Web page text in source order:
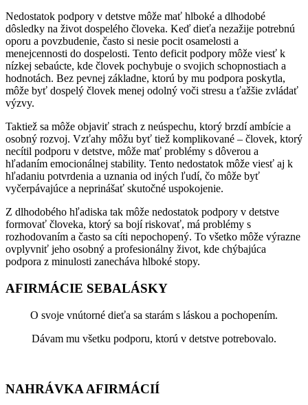
Nedostatok podpory v detstve môže mať hlboké a dlhodobé
dôsledky na život dospelého človeka. Keď dieťa nezažije potrebnú
oporu a povzbudenie, často si nesie pocit osamelosti a
menejcennosti do dospelosti. Tento deficit podpory môže viesť k
nízkej sebaúcte, kde človek pochybuje o svojich schopnostiach a
hodnotách. Bez pevnej základne, ktorú by mu podpora poskytla,
môže byť dospelý človek menej odolný voči stresu a ťažšie zvládať
výzvy.
Taktiež sa môže objaviť strach z neúspechu, ktorý brzdí ambície a
osobný rozvoj. Vzťahy môžu byť tiež komplikované – človek, ktorý
necítil podporu v detstve, môže mať problémy s dôverou a
hľadaním emocionálnej stability. Tento nedostatok môže viesť aj k
hľadaniu potvrdenia a uznania od iných ľudí, čo môže byť
vyčerpávajúce a neprinášať skutočné uspokojenie.
Z dlhodobého hľadiska tak môže nedostatok podpory v detstve
formovať človeka, ktorý sa bojí riskovať, má problémy s
rozhodovaním a často sa cíti nepochopený. To všetko môže výrazne
ovplyvniť jeho osobný a profesionálny život, kde chýbajúca
podpora z minulosti zanecháva hlboké stopy.
AFIRMÁCIE SEBALÁSKY
O svoje vnútorné dieťa sa starám s láskou a pochopením.
Dávam mu všetku podporu, ktorú v detstve potrebovalo.
NAHRÁVKA AFIRMÁCIÍ